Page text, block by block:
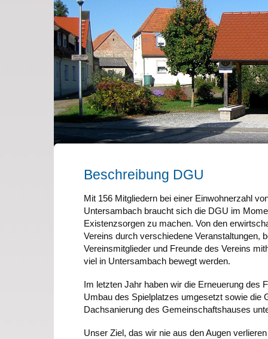
Beschreibung DGU
Mit 156 Mitgliedern bei einer Einwohnerzahl
Untersambach braucht sich die DGU im
Existenzsorgen zu machen. Von den
Vereins durch verschiedene Veranstaltungen,
Vereinsmitglieder und Freunde des Vereins
viel in Untersambach bewegt werden.
Im letzten Jahr haben wir die Erneuerung des
Umbau des Spielplatzes umgesetzt sowie die
Dachsanierung des Gemeinschaftshauses
Unser Ziel, das wir nie aus den Augen